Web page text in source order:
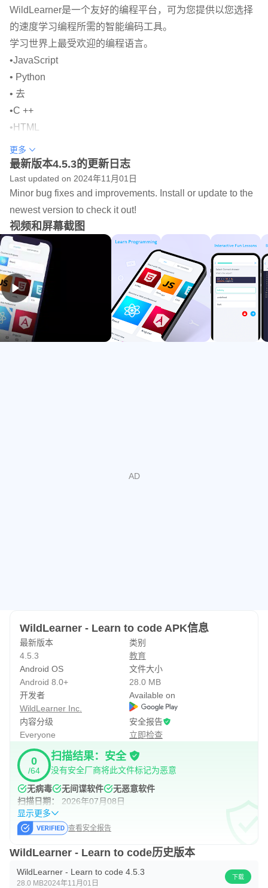
WildLearner是一个友好的编程平台，可为您提供以您选择
的速度学习编程所需的智能编码工具。
学习世界上最受欢迎的编程语言。
•JavaScript
• Python
• 去
•C ++
•HTML
•CSS
•迅捷
•科特林
•SQL
•PHP
•Java
• C＃
和更多！
分享您的代码。获得即时反馈！
在WildLearner，您可以访问整个友好的编程向导社区，这
些向导曾经与您同在。遇到编译错误？难以调试代码？没问
题！与他人讨论并获得即时反馈。
更多
最新版本4.5.3的更新日志
Last updated on 2024年11月01日
Minor bug fixes and improvements. Install or update to the
newest version to check it out!
视频和屏幕截图
WildLearner - Learn to code APK信息
最新版本
4.5.3
类别
教育
Android OS
Android 8.0+
文件大小
28.0 MB
开发者
WildLearner Inc.
Available on
内容分级
Everyone
安全报告
立即检查
0
/64
扫描结果：安全
没有安全厂商将此文件标记为恶意
无病毒
无间谍软件
无恶意软件
扫描日期：
2026年07月08日
显示更多
查看安全报告
WildLearner - Learn to code历史版本
WildLearner - Learn to code 4.5.3
28.0 MB2024年11月01日
下载